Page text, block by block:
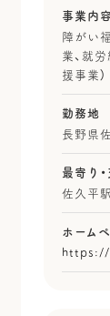
事業内容
障がい
業、就
援事業）
勤務地
長野県
最寄り・
佐久平駅
ホーム
https://